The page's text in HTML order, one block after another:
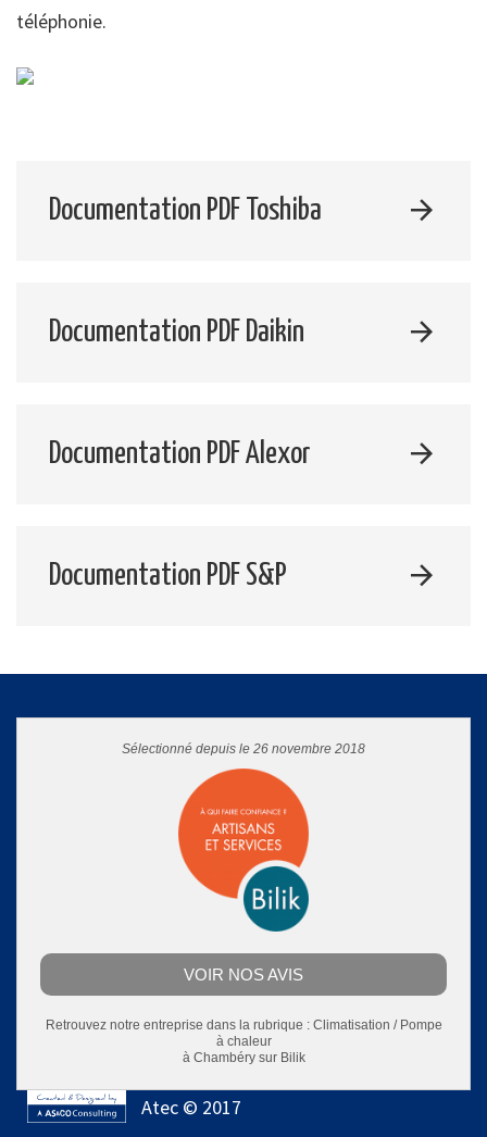
téléphonie.
Documentation PDF Toshiba
Documentation PDF Daikin
Documentation PDF Alexor
Documentation PDF S&P
Sélectionné depuis le 26 novembre 2018
VOIR NOS AVIS
Retrouvez notre entreprise dans la rubrique : Climatisation / Pompe
à chaleur
à Chambérysur Bilik
Atec © 2017